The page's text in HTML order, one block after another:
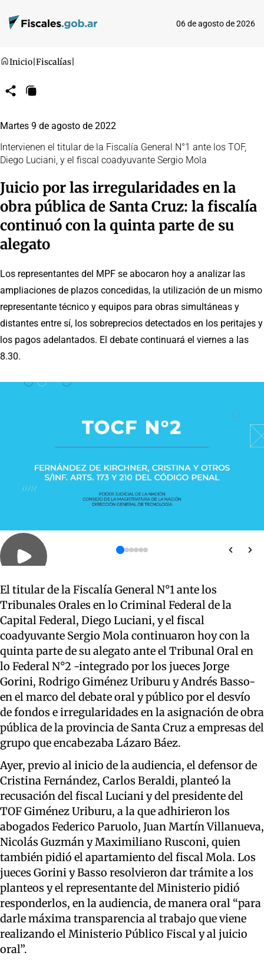
06 de agosto de 2026
Inicio Fiscalías
CompartirCopiar
Martes 9 de agosto de 2022
Intervienen el titular de la Fiscalía General N°1 ante los TOF,
Diego Luciani, y el fiscal coadyuvante Sergio Mola
Juicio por las irregularidades en la
obra pública de Santa Cruz: la fiscalía
continuó con la quinta parte de su
alegato
Los representantes del MPF se abocaron hoy a analizar las
ampliaciones de plazos concedidas, la utilización de un mismo
representante técnico y equipos para obras simultáneas y
distantes entre sí, los sobreprecios detectados en los peritajes y
los pagos adelantados. El debate continuará el viernes a las
8.30.
El titular de la Fiscalía General N°1 ante los
Tribunales Orales en lo Criminal Federal de la
Capital Federal, Diego Luciani, y el fiscal
coadyuvante Sergio Mola continuaron hoy con la
quinta parte de su alegato ante el Tribunal Oral en
lo Federal N°2 -integrado por los jueces Jorge
Gorini, Rodrigo Giménez Uriburu y Andrés Basso-
en el marco del debate oral y público por el desvío
de fondos e irregularidades en la asignación de obra
pública de la provincia de Santa Cruz a empresas del
grupo que encabezaba Lázaro Báez.
Ayer, previo al inicio de la audiencia, el defensor de
Cristina Fernández, Carlos Beraldi, planteó la
recusación del fiscal Luciani y del presidente del
TOF Giménez Uriburu, a la que adhirieron los
abogados Federico Paruolo, Juan Martín Villanueva,
Nicolás Guzmán y Maximiliano Rusconi, quien
también pidió el apartamiento del fiscal Mola. Los
jueces Gorini y Basso resolvieron dar trámite a los
planteos y el representante del Ministerio pidió
responderlos, en la audiencia, de manera oral “para
darle máxima transparencia al trabajo que viene
realizando el Ministerio Público Fiscal y al juicio
oral”.